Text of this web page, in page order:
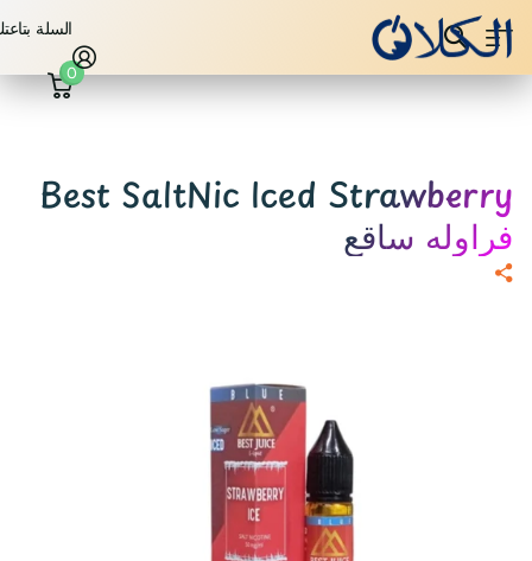
السلة
0
Best SaltNic Iced Strawberry
فراوله ساقع